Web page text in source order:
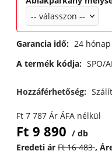
Garancia idő: 24 hónap
A termék kódja: SPO/
Hozzáférhetőség:
Ft 7 787 Ár ÁFA nélkül
Ft 9 890
db
Eredeti ár Ft16 483